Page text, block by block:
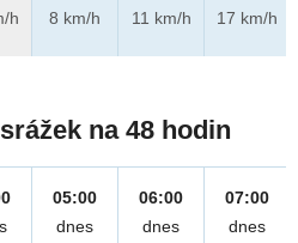
h
8 km/h
11 km/h
17 km/h
na 48 hodin
05:00
dnes
06:00
dnes
07:00
dnes